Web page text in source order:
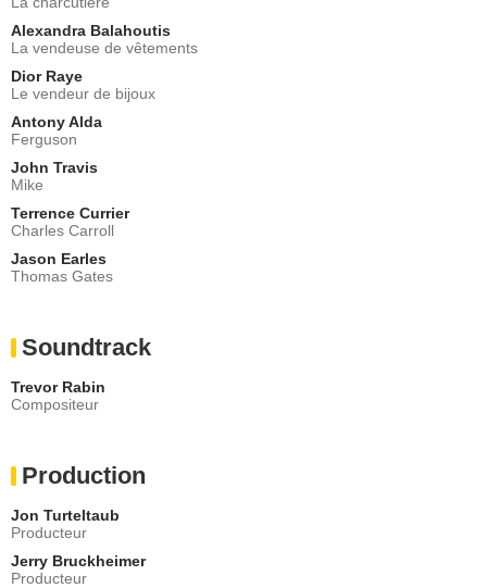
Alexandra Balahoutis
La vendeuse de vêtements
Dior Raye
Le vendeur de bijoux
Antony Alda
Ferguson
John Travis
Mike
Terrence Currier
Charles Carroll
Jason Earles
Thomas Gates
Soundtrack
Trevor Rabin
Compositeur
Production
Jon Turteltaub
Producteur
Jerry Bruckheimer
Producteur